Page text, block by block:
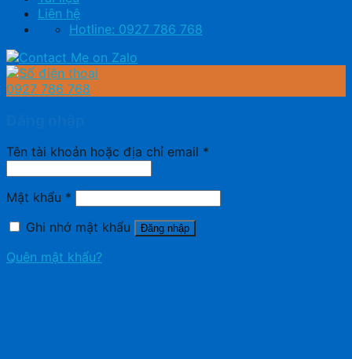
Liên hệ
Hotline: 0927 786 768
0927 786 768
Tên tài khoản hoặc địa chỉ email *
Mật khẩu *
Ghi nhớ mật khẩu
Đăng nhập
Quên mật khẩu?